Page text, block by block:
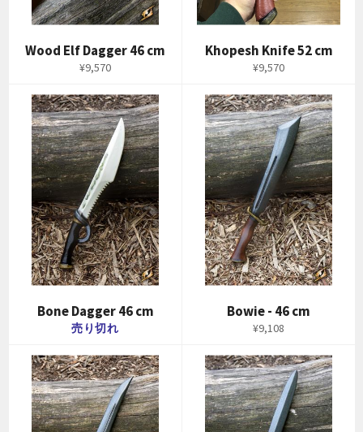
Wood Elf Dagger 46 cm
通
価
格
¥9,570
Khopesh Knife 52 cm
通
価
格
¥9,570
Bone Dagger 46 cm
売り切れ
Bowie - 46 cm
通
価
格
¥9,108